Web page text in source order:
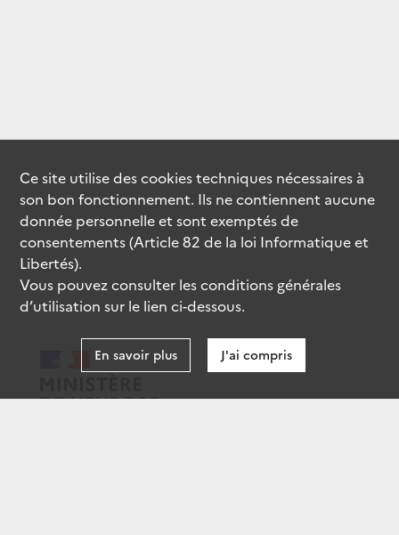
Ce site utilise descookiestechniques nécessaires à
son bon fonctionnement. Ils ne contiennent aucune
donnée personnelle et sont exemptés de
consentements (Article 82 de la loi Informatique et
Libertés).
Vous pouvez consulter les conditions générales
d’utilisation sur le lien ci-dessous.
En savoir plus J'ai compris